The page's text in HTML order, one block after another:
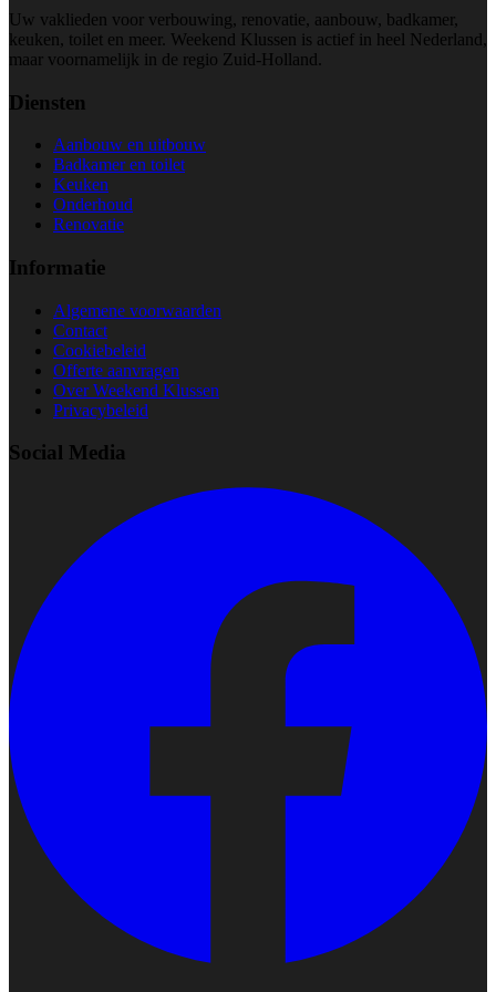
Uw vaklieden voor verbouwing, renovatie, aanbouw, badkamer,
keuken, toilet en meer. Weekend Klussen is actief in heel Nederland,
maar voornamelijk in de regio Zuid-Holland.
Diensten
Aanbouw en uitbouw
Badkamer en toilet
Keuken
Onderhoud
Renovatie
Informatie
Algemene voorwaarden
Contact
Cookiebeleid
Offerte aanvragen
Over Weekend Klussen
Privacybeleid
Social Media